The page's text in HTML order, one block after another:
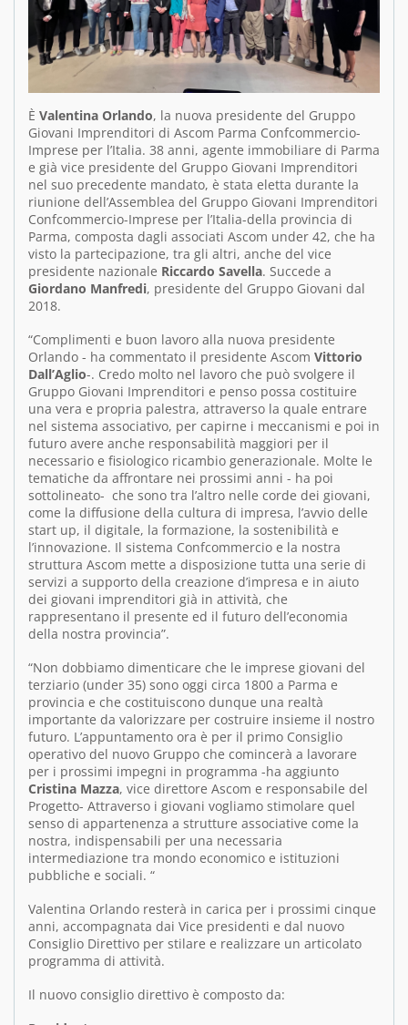
È Valentina Orlando, la nuova presidente del Gruppo
Giovani Imprenditori di Ascom Parma Confcommercio-
Imprese per l’Italia. 38 anni, agente immobiliare di Parma
e già vice presidente del Gruppo Giovani Imprenditori
nel suo precedente mandato, è stata eletta durante la
riunione dell’Assemblea del Gruppo Giovani Imprenditori
Confcommercio-Imprese per l’Italia-della provincia di
Parma, composta dagli associati Ascom under 42, che ha
visto la partecipazione, tra gli altri, anche del vice
presidente nazionale Riccardo Savella. Succede a
Giordano Manfredi, presidente del Gruppo Giovani dal
2018.
“Complimenti e buon lavoro alla nuova presidente
Orlando - ha commentato il presidente Ascom Vittorio
Dall’Aglio-. Credo molto nel lavoro che può svolgere il
Gruppo Giovani Imprenditori e penso possa costituire
una vera e propria palestra, attraverso la quale entrare
nel sistema associativo, per capirne i meccanismi e poi in
futuro avere anche responsabilità maggiori per il
necessario e fisiologico ricambio generazionale. Molte le
tematiche da affrontare nei prossimi anni - ha poi
sottolineato- che sono tra l’altro nelle corde dei giovani,
come la diffusione della cultura di impresa, l’avvio delle
start up, il digitale, la formazione, la sostenibilità e
l’innovazione. Il sistema Confcommercio e la nostra
struttura Ascom mette a disposizione tutta una serie di
servizi a supporto della creazione d’impresa e in aiuto
dei giovani imprenditori già in attività, che
rappresentano il presente ed il futuro dell’economia
della nostra provincia”.
“Non dobbiamo dimenticare che le imprese giovani del
terziario (under 35) sono oggi circa 1800 a Parma e
provincia e che costituiscono dunque una realtà
importante da valorizzare per costruire insieme il nostro
futuro. L’appuntamento ora è per il primo Consiglio
operativo del nuovo Gruppo che comincerà a lavorare
per i prossimi impegni in programma -ha aggiunto
Cristina Mazza, vice direttore Ascom e responsabile del
Progetto- Attraverso i giovani vogliamo stimolare quel
senso di appartenenza a strutture associative come la
nostra, indispensabili per una necessaria
intermediazione tra mondo economico e istituzioni
pubbliche e sociali. “
Valentina Orlando resterà in carica per i prossimi cinque
anni, accompagnata dai Vice presidenti e dal nuovo
Consiglio Direttivo per stilare e realizzare un articolato
programma di attività.
Il nuovo consiglio direttivo è composto da: